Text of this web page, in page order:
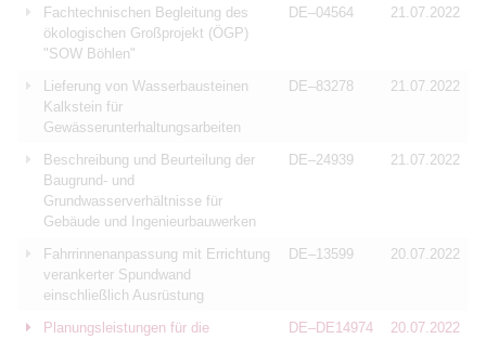
Fachtechnischen Begleitung des
ökologischen Großprojekt (ÖGP)
"SOW Böhlen"
DE–04564 21.07.2022
Lieferung von Wasserbausteinen
Kalkstein für
Gewässerunterhaltungsarbeiten
DE–83278 21.07.2022
Beschreibung und Beurteilung der
Baugrund- und
Grundwasserverhältnisse für
Gebäude und Ingenieurbauwerken
DE–24939 21.07.2022
Fahrrinnenanpassung mit Errichtung
verankerter Spundwand
einschließlich Ausrüstung
DE–13599 20.07.2022
Planungsleistungen für die
DE–DE14974 20.07.2022